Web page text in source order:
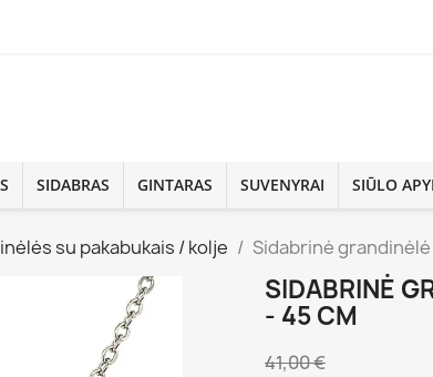
SIDABRAS GINTARAS SUVENYRAI SIŪLO
su pakabukais / kolje Sidabrinė grandinėlė
SIDABRINĖ
- 45 CM
41,00 €